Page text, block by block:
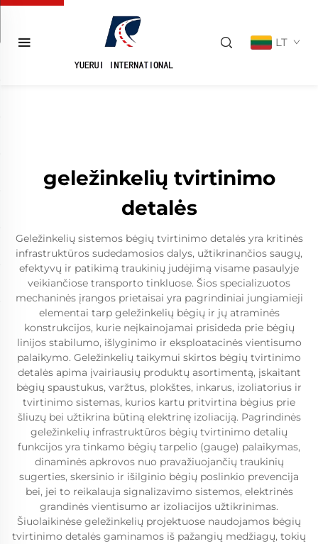
LT
geležinkelių tvirtinimo
detalės
Geležinkelių sistemos bėgių tvirtinimo detalės yra kritinės
infrastruktūros sudedamosios dalys, užtikrinančios saugų,
efektyvų ir patikimą traukinių judėjimą visame pasaulyje
veikiančiose transporto tinkluose. Šios specializuotos
mechaninės įrangos prietaisai yra pagrindiniai jungiamieji
elementai tarp geležinkelių bėgių ir jų atraminės
konstrukcijos, kurie neįkainojamai prisideda prie bėgių
linijos stabilumo, išlyginimo ir eksploatacinės vientisumo
palaikymo. Geležinkelių taikymui skirtos bėgių tvirtinimo
detalės apima įvairiausių produktų asortimentą, įskaitant
bėgių spaustukus, varžtus, plokštes, inkarus, izoliatorius ir
tvirtinimo sistemas, kurios kartu pritvirtina bėgius prie
šliuzų bei užtikrina būtiną elektrinę izoliaciją. Pagrindinės
geležinkelių infrastruktūros bėgių tvirtinimo detalių
funkcijos yra tinkamo bėgių tarpelio (gauge) palaikymas,
dinaminės apkrovos nuo pravažiuojančių traukinių
sugerties, skersinio ir išilginio bėgių poslinkio prevencija
bei, jei to reikalauja signalizavimo sistemos, elektrinės
grandinės vientisumo ar izoliacijos užtikrinimas.
Šiuolaikinėse geležinkelių projektuose naudojamos bėgių
tvirtinimo detalės gaminamos iš pažangių medžiagų, tokių